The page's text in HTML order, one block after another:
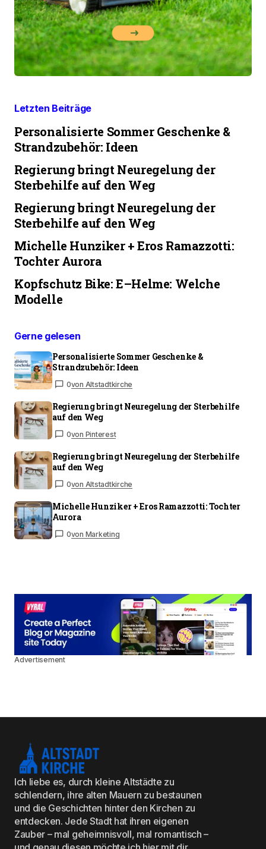
Letzten Beiträge
Personalisierte Sommer Geschenke &
Strandzubehör: Ideen
Regierung bringt Neuregelung der
Sterbehilfe auf den Weg
Regierung bringt Neuregelung der
Sterbehilfe auf den Weg
Michelle Hunziker + Eros Ramazzotti:
Tochter Aurora
Kopfschutz Bike: E–Helme: Welche
Modelle
Gerne gelesen
Personalisierte Sommer Geschenke &
Strandzubehör: Ideen
0von Altstadtkirche
Regierung bringt Neuregelung der Sterbehilfe
auf den Weg
0von Pinterest
Regierung bringt Neuregelung der Sterbehilfe
auf den Weg
0von Altstadtkirche
Michelle Hunziker + Eros Ramazzotti: Tochter
Aurora
0von Marketing
Advertisement
Ich liebe es, durch kleine Altstädte zu
schlendern, ihre alten Mauern zu bestaunen
und die Geschichten hinter den Kirchen zu
entdecken. Jede Stadt hat ihren eigenen
Zauber – mal geheimnisvoll, mal romantisch –